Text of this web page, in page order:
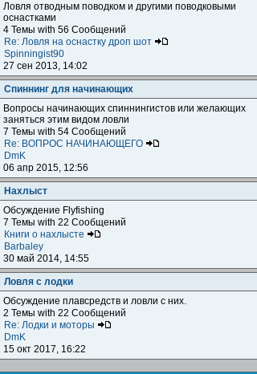
Ловля отводным поводком и другими поводковыми
оснастками
4 Темы with 56 Сообщений
Re: Ловля на оснастку дроп шот
Spinningist90
27 сен 2013, 14:02
Спиннинг для начинающих
Вопросы начинающих спиннингистов или желающих
заняться этим видом ловли
7 Темы with 54 Сообщений
Re: ВОПРОС НАЧИНАЮЩЕГО
DmK
06 апр 2015, 12:56
Нахлыст
Обсуждение Flyfishing
7 Темы with 22 Сообщений
Книги о нахлысте
Barbaley
30 май 2014, 14:55
Ловля с лодки
Обсуждение плавсредств и ловли с них.
2 Темы with 22 Сообщений
Re: Лодки и моторы
DmK
15 окт 2017, 16:22